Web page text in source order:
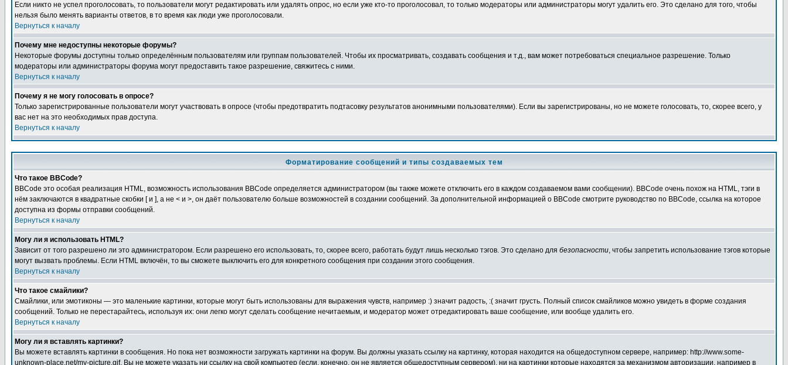
Если никто не успел проголосовать, то пользователи могут редактировать или удалять опрос, но если уже кто-то проголосовал, то только модераторы или администраторы могут удалить его. Это сделано для того, чтобы
нельзя было менять варианты ответов, в то время как люди уже проголосовали.
Вернуться к началу
Почему мне недоступны некоторые форумы?
Некоторые форумы доступны только определённым пользователям или группам пользователей. Чтобы их просматривать, создавать сообщения и т.д., вам может потребоваться специальное разрешение. Только
модераторы или администраторы форума могут предоставить такое разрешение, свяжитесь с ними.
Вернуться к началу
Почему я не могу голосовать в опросе?
Только зарегистрированные пользователи могут участвовать в опросе (чтобы предотвратить подтасовку результатов анонимными пользователями). Если вы зарегистрированы, но не можете голосовать, то, скорее всего, у
вас нет на это необходимых прав доступа.
Вернуться к началу
Форматирование сообщений и типы создаваемых тем
Что такое BBCode?
BBCode это особая реализация HTML, возможность использования BBCode определяется администратором (вы также можете отключить его в каждом создаваемом вами сообщении). BBCode очень похож на HTML, тэги в
нём заключаются в квадратные скобки [ и ], а не < и >, он даёт пользователю больше возможностей в создании сообщений. За дополнительной информацией о BBCode смотрите руководство по BBCode, ссылка на которое
доступна из формы отправки сообщений.
Вернуться к началу
Могу ли я использовать HTML?
Зависит от того разрешено ли это администратором. Если разрешено его использовать, то, скорее всего, работать будут лишь несколько тэгов. Это сделано для безопасности, чтобы запретить использование тэгов которые
могут вызвать проблемы. Если HTML включён, то вы сможете выключить его для конкретного сообщения при создании этого сообщения.
Вернуться к началу
Что такое смайлики?
Смайлики, или эмотиконы — это маленькие картинки, которые могут быть использованы для выражения чувств, например :) значит радость, :( значит грусть. Полный список смайликов можно увидеть в форме создания
сообщений. Только не перестарайтесь, используя их: они легко могут сделать сообщение нечитаемым, и модератор может отредактировать ваше сообщение, или вообще удалить его.
Вернуться к началу
Могу ли я вставлять картинки?
Вы можете вставлять картинки в сообщения. Но пока нет возможности загружать картинки на форум. Вы должны указать ссылку на картинку, которая находится на общедоступном сервере, например: http://www.some-
unknown-place.net/my-picture.gif. Вы не можете указать ни ссылку на свой компьютер (если, конечно, он не является общедоступным сервером), ни на картинки которые находятся за механизмом авторизации, например в